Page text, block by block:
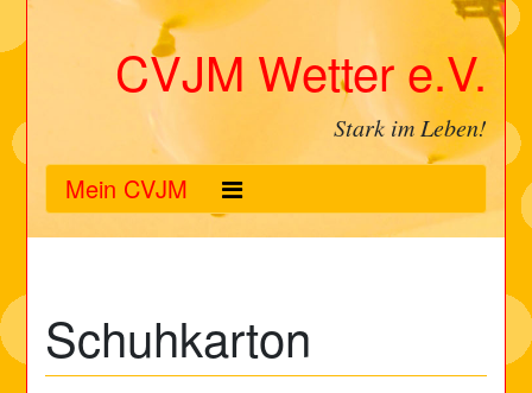
CVJM Wetter e.V.
Stark im Leben!
Mein CVJM
Schuhkarton